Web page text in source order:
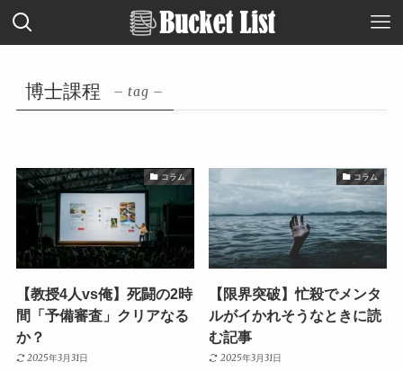
博士課程 – tag –
コラム
【教授4人vs俺】死闘の2時
間「予備審査」クリアなる
か？
2025年3月31日
コラム
【限界突破】忙殺でメンタ
ルがイかれそうなときに読
む記事
2025年3月31日